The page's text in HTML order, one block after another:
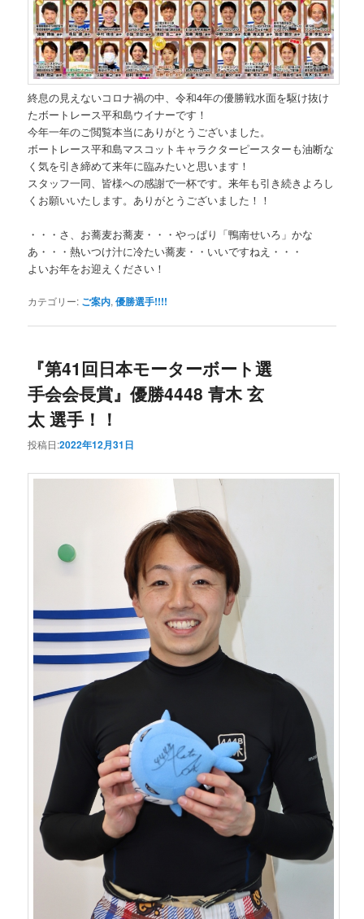
終息の見えないコロナ禍の中、令和4年の優勝戦水面を駆け抜け
たボートレース平和島ウイナーです！
今年一年のご閲覧本当にありがとうございました。
ボートレース平和島マスコットキャラクターピースターも油断な
く気を引き締めて来年に臨みたいと思います！
スタッフ一同、皆様への感謝で一杯です。来年も引き続きよろし
くお願いいたします。ありがとうございました！！
・・・さ、お蕎麦お蕎麦・・・やっぱり「鴨南せいろ」かな
あ・・・熱いつけ汁に冷たい蕎麦・・いいですねえ・・・
よいお年をお迎えください！
カテゴリー: ご案内,優勝選手!!!!
『第41回日本モーターボート選
手会会長賞』優勝4448 青木 玄
太 選手！！
投稿日:2022年12月31日